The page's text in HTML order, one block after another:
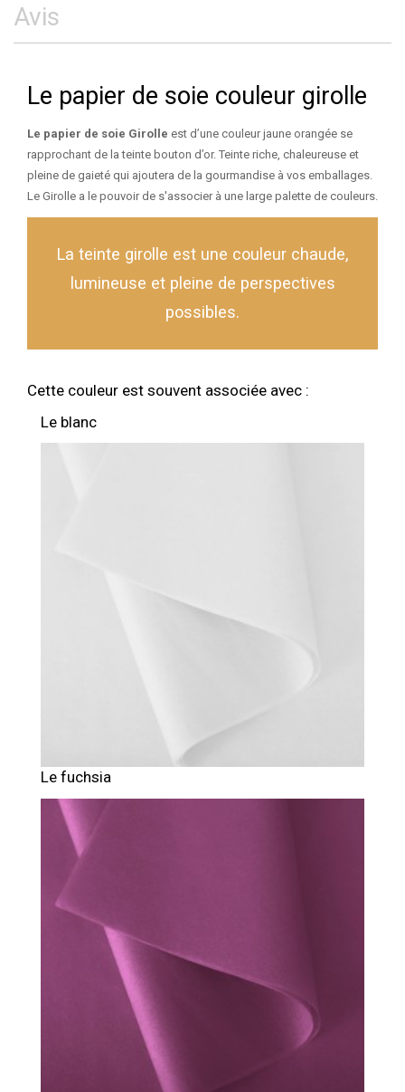
Avis
Le papier de soie couleur girolle
Le papier de soie Girolle est d’une couleur jaune orangée se
rapprochant de la teinte bouton d’or. Teinte riche, chaleureuse et
pleine de gaieté qui ajoutera de la gourmandise à vos emballages.
Le Girolle a le pouvoir de s'associer à une large palette de couleurs.
La teinte girolle est une couleur chaude,
lumineuse et pleine de perspectives
possibles.
Cette couleur est souvent associée avec :
Le blanc
Le fuchsia